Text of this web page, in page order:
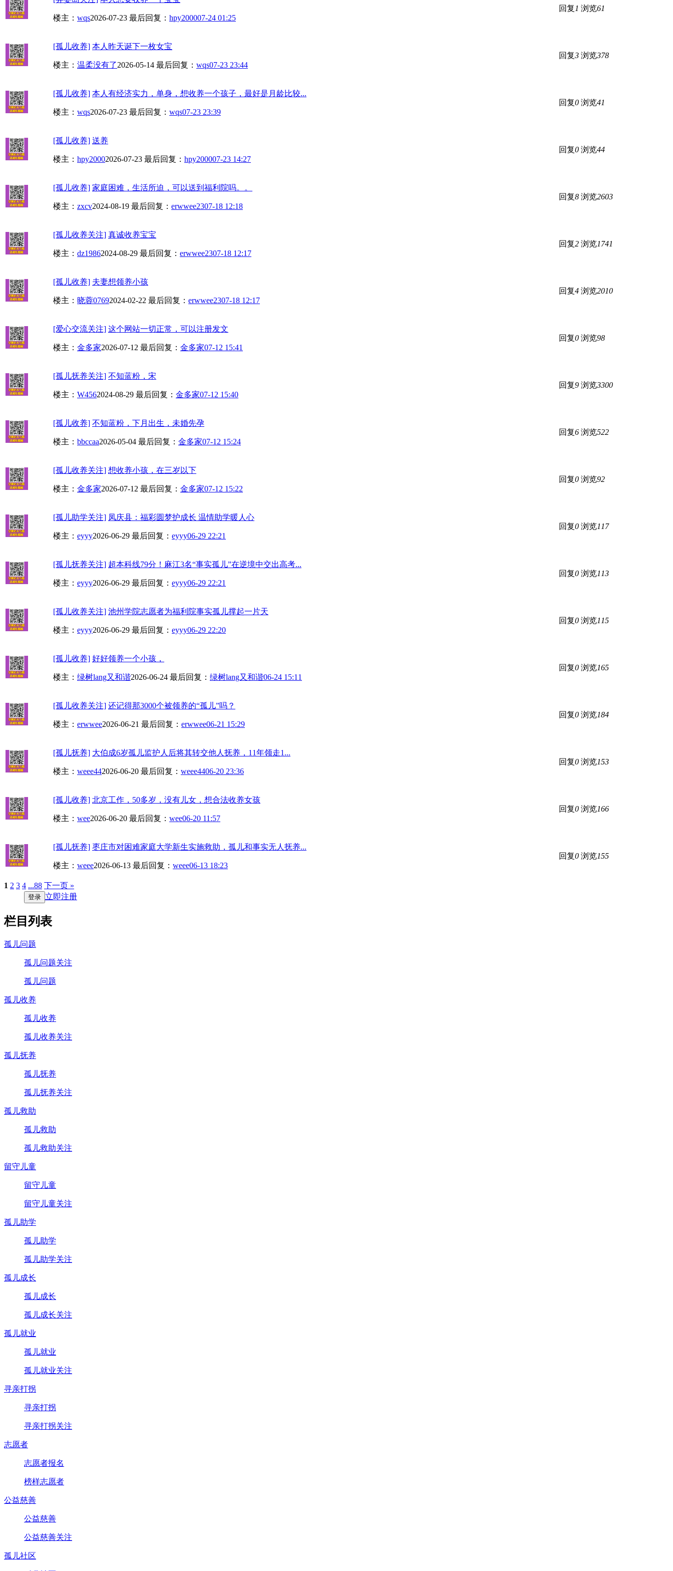
楼主： wqs2026-07-23 最后回复： hpy200007-24 01:25
回复 1 浏览61
[孤儿收养] 本人昨天诞下一枚女宝
楼主： 温柔没有了2026-05-14 最后回复： wqs07-23 23:44
回复3 浏览378
[孤儿收养] 本人有经济实力，单身，想收养一个孩子，最好是月龄比较...
楼主： wqs2026-07-23 最后回复： wqs07-23 23:39
回复0 浏览41
[孤儿收养] 送养
楼主： hpy20002026-07-23 最后回复： hpy200007-23 14:27
回复0 浏览44
[孤儿收养] 家庭困难，生活所迫，可以送到福利院吗。。
楼主： zxcv2024-08-19 最后回复： erwwee2307-18 12:18
回复8 浏览2603
[孤儿收养关注] 真诚收养宝宝
楼主： dz19862024-08-29 最后回复： erwwee2307-18 12:17
回复2 浏览1741
[孤儿收养] 夫妻想领养小孩
楼主： 晓蓉07692024-02-22 最后回复： erwwee2307-18 12:17
回复4 浏览2010
[爱心交流关注] 这个网站一切正常，可以注册发文
楼主： 金多家2026-07-12 最后回复： 金多家07-12 15:41
回复0 浏览98
[孤儿抚养关注] 不知蓝粉，宋
楼主： W4562024-08-29 最后回复： 金多家07-12 15:40
回复9 浏览3300
[孤儿收养] 不知蓝粉，下月出生，未婚先孕
楼主： bbccaa2026-05-04 最后回复： 金多家07-12 15:24
回复6 浏览522
[孤儿收养关注] 想收养小孩，在三岁以下
楼主： 金多家2026-07-12 最后回复： 金多家07-12 15:22
回复0 浏览92
[孤儿助学关注] 凤庆县：福彩圆梦护成长 温情助学暖人心
楼主： eyyy2026-06-29 最后回复： eyyy06-29 22:21
回复0 浏览117
[孤儿抚养关注] 超本科线79分！麻江3名“事实孤儿”在逆境中交出高考...
楼主： eyyy2026-06-29 最后回复： eyyy06-29 22:21
回复0 浏览113
[孤儿收养关注] 池州学院志愿者为福利院事实孤儿撑起一片天
楼主： eyyy2026-06-29 最后回复： eyyy06-29 22:20
回复0 浏览115
[孤儿收养] 好好领养一个小孩，
楼主： 绿树lang又和谐2026-06-24 最后回复： 绿树lang又和谐06-24 15:11
回复0 浏览165
[孤儿收养关注] 还记得那3000个被领养的“孤儿”吗？
楼主： erwwee2026-06-21 最后回复： erwwee06-21 15:29
回复0 浏览184
[孤儿抚养] 大伯成6岁孤儿监护人后将其转交他人抚养，11年领走1...
楼主： weee442026-06-20 最后回复： weee4406-20 23:36
回复0 浏览153
[孤儿收养] 北京工作，50多岁，没有儿女，想合法收养女孩
楼主： wee2026-06-20 最后回复： wee06-20 11:57
回复0 浏览166
[孤儿抚养] 枣庄市对困难家庭大学新生实施救助，孤儿和事实无人抚养...
楼主： weee2026-06-13 最后回复： weee06-13 18:23
回复0 浏览155
1 2 3 4 ...88 下一页 »
登录 立即注册
栏目列表
孤儿问题
孤儿问题关注
孤儿问题
孤儿收养
孤儿收养
孤儿收养关注
孤儿抚养
孤儿抚养
孤儿抚养关注
孤儿救助
孤儿救助
孤儿救助关注
留守儿童
留守儿童
留守儿童关注
孤儿助学
孤儿助学
孤儿助学关注
孤儿成长
孤儿成长
孤儿成长关注
孤儿就业
孤儿就业
孤儿就业关注
寻亲打拐
寻亲打拐
寻亲打拐关注
志愿者
志愿者报名
榜样志愿者
公益慈善
公益慈善
公益慈善关注
孤儿社区